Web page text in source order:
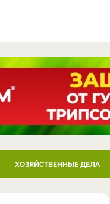
ХОЗЯЙСТВЕННЫЕ ДЕЛА